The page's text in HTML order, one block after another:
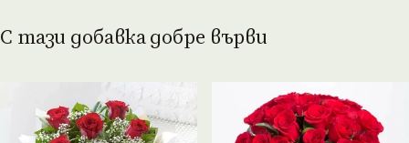
С тази добавка добре върви